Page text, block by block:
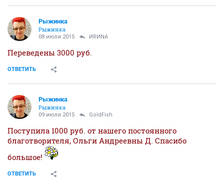
Рыжинка
Рыжинка
08 июля 2015 ИRИNА
Переведены 3000 руб.
ОТВЕТИТЬ
Рыжинка
Рыжинка
09 июля 2015 GoldFish
Поступила 1000 руб. от нашего постоянного
благотворителя, Ольги Андреевны Д. Спасибо
большое!
ОТВЕТИТЬ